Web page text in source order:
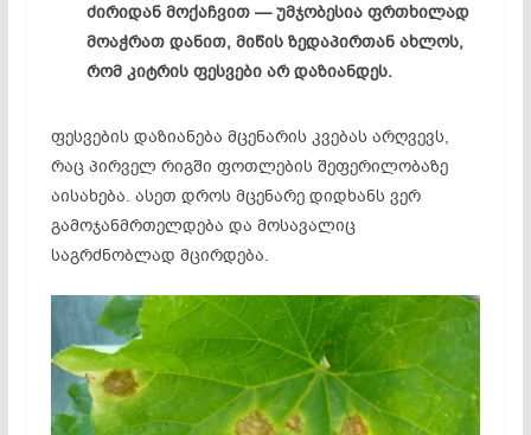
ძირიდან მოქაჩვით — უმჯობესია ფრთხილად
მოაჭრათ დანით, მიწის ზედაპირთან ახლოს,
რომ კიტრის ფესვები არ დაზიანდეს.
ფესვების დაზიანება მცენარის კვებას არღვევს,
რაც პირველ რიგში ფოთლების შეფერილობაზე
აისახება. ასეთ დროს მცენარე დიდხანს ვერ
გამოჯანმრთელდება და მოსავალიც
საგრძნობლად მცირდება.